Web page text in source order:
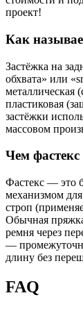
проект!
Как
Застёжка на
обхвата» или
металлическая
пластиковая
застёжки
массовом
Чем
Фастекс — это
механизмом
строп
Обычная
ремня через
—
длину без
FAQ